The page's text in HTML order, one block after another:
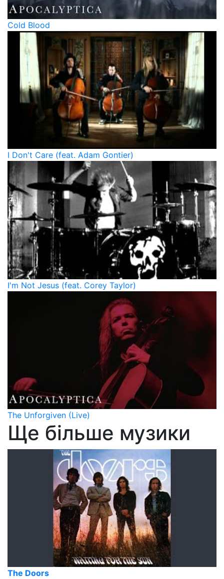
Cold Blood
I Don't Care (feat. Adam Gontier)
I'm Not Jesus (feat. Corey Taylor)
The Unforgiven (Live)
Ще більше музики
The Doors